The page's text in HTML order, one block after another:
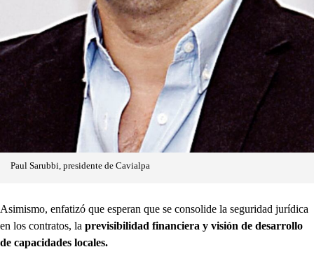
Paul Sarubbi, presidente de Cavialpa
Asimismo, enfatizó que esperan que se consolide la seguridad jurídica
en los contratos, la previsibilidad financiera y visión de desarrollo
de capacidades locales.